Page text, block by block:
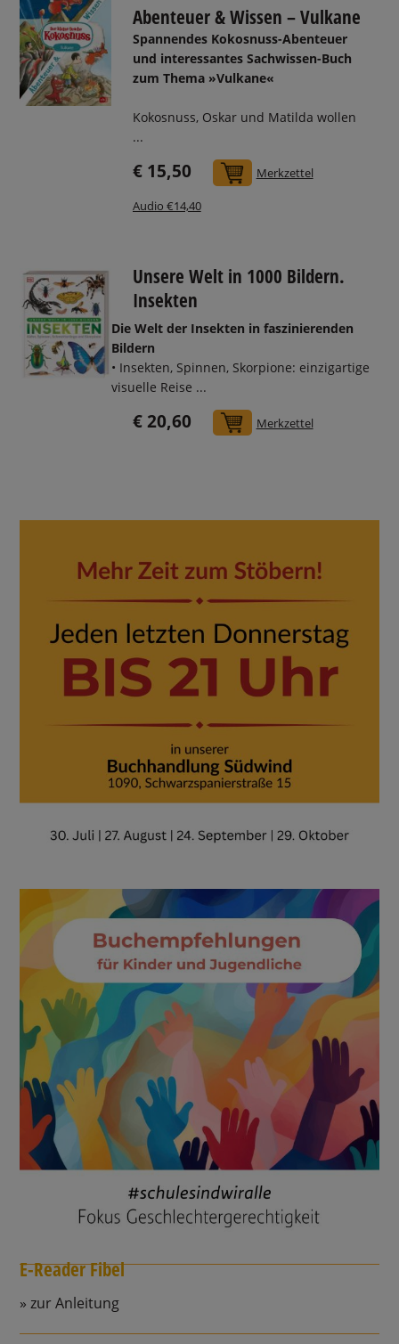
Abenteuer & Wissen – Vulkane
Spannendes Kokosnuss-Abenteuer
und interessantes Sachwissen-Buch
zum Thema »Vulkane«
Kokosnuss, Oskar und Matilda wollen
...
€ 15,50 In den Warenkorb
Merkzettel
Audio €14,40
Unsere Welt in 1000 Bildern.
Insekten
Die Welt der Insekten in faszinierenden
Bildern
• Insekten, Spinnen, Skorpione: einzigartige
visuelle Reise ...
€ 20,60 In den Warenkorb
Merkzettel
E-Reader Fibel
zur Anleitung